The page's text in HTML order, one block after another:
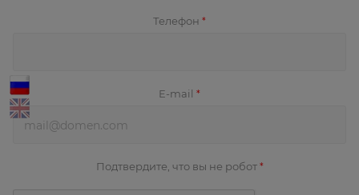
Телефон *
E-mail *
Подтвердите, что вы не робот *